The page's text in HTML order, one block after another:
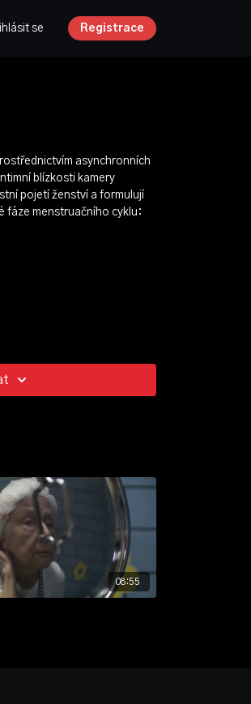
se Registrace
asynchronních
blízkosti kamery
pojetí ženství a formulují
fáze menstruačního cyklu:
08:55